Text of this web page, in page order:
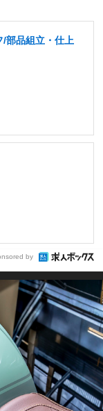
部品組立・仕上
by